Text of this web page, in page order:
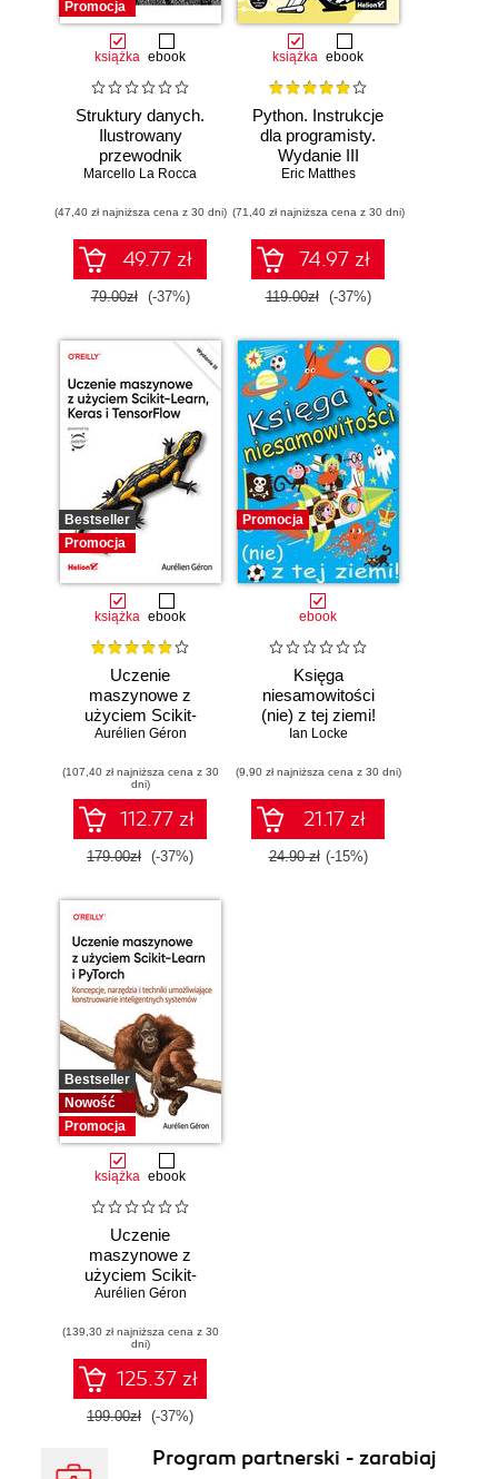
Promocja
książka ebook
Struktury danych.
Ilustrowany
przewodnik
Marcello La Rocca
(47,40 zł najniższa cena z 30 dni)
49.77 zł
79.00zł (-37%)
książka ebook
Python. Instrukcje
dla programisty.
Wydanie III
Eric Matthes
(71,40 zł najniższa cena z 30 dni)
74.97 zł
119.00zł (-37%)
Bestseller
Promocja
książka ebook
Uczenie
maszynowe z
użyciem Scikit-
Learn, Keras i
Wydanie III
Aurélien Géron
(107,40 zł najniższa cena z 30
dni)
112.77 zł
179.00zł (-37%)
Promocja
ebook
Księga
niesamowitości
(nie) z tej ziemi!
Księga faktów
niezwykłych
Ian Locke
(9,90 zł najniższa cena z 30 dni)
21.17 zł
24.90 zł (-15%)
Bestseller
Nowość
Promocja
książka ebook
Uczenie
maszynowe z
użyciem Scikit-
Learn i PyTorch.
narzędzia i techniki
umożliwiające
konstruowanie
inteligentnych
systemów
Aurélien Géron
(139,30 zł najniższa cena z 30
dni)
125.37 zł
199.00zł (-37%)
Program partnerski - zarabiaj